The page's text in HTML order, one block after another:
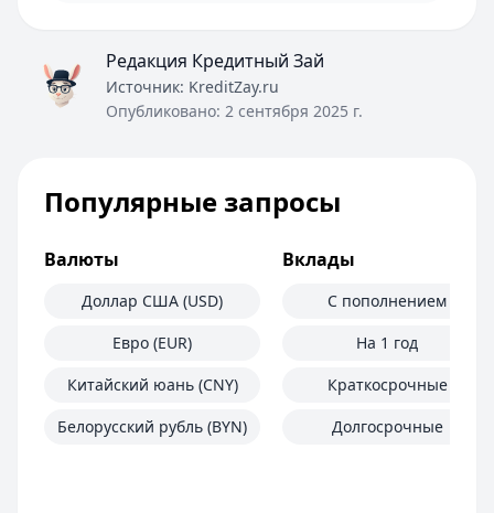
Редакция Кредитный Зай
Источник: KreditZay.ru
Опубликовано: 2 сентября 2025 г.
Популярные запросы
Валюты
Доллар США (USD)
Евро (EUR)
Китайский юань (CNY)
Белорусский рубль (BYN)
Вклады
С пополнением
На 1 год
Краткосрочные
Долгосрочные